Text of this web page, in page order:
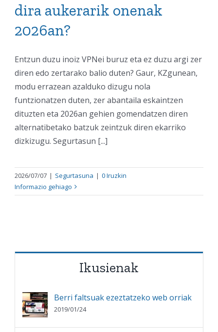
dira aukerarik onenak
2026an?
Entzun duzu inoiz VPNei buruz eta ez duzu argi zer
diren edo zertarako balio duten? Gaur, KZgunean,
modu errazean azalduko dizugu nola
funtzionatzen duten, zer abantaila eskaintzen
dituzten eta 2026an gehien gomendatzen diren
alternatibetako batzuk zeintzuk diren ekarriko
dizkizugu. Segurtasun [...]
2026/07/07 | Segurtasuna | 0 Iruzkin
Informazio gehiago
Ikusienak
Berri faltsuak ezeztatzeko web orriak
2019/01/24